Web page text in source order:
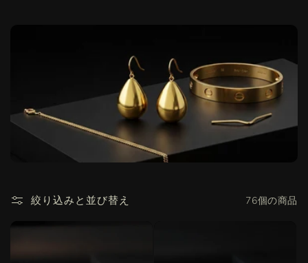
:
絞り込みと並び替え 76個の商品